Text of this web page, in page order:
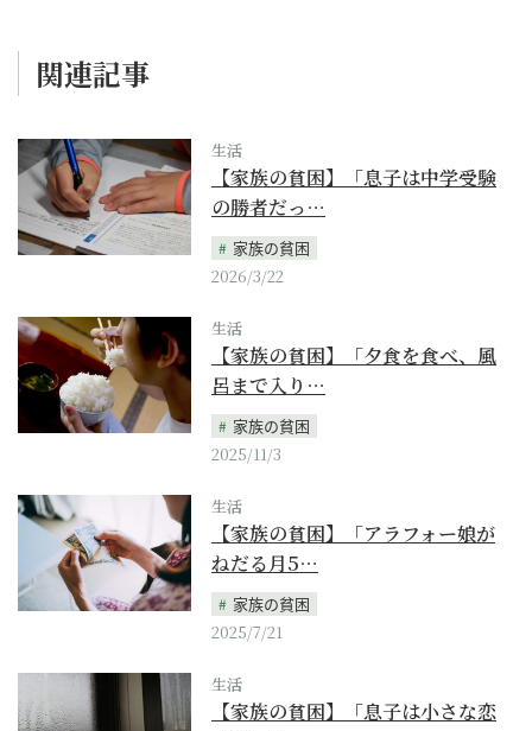
関連記事
生活
【家族の貧困】「息子は中学受験
の勝者だっ…
家族の貧困
2026/3/22
生活
【家族の貧困】「夕食を食べ、風
呂まで入り…
家族の貧困
2025/11/3
生活
【家族の貧困】「アラフォー娘が
ねだる月5…
家族の貧困
2025/7/21
生活
【家族の貧困】「息子は小さな恋